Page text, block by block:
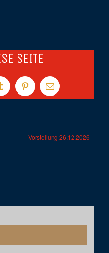
SEITE
Pinterest
E-
Mail
Vorstellung 26.12.2026